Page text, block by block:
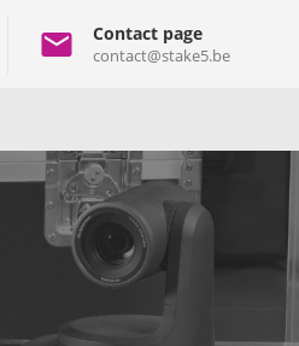
Contact page
contact@stake5.be